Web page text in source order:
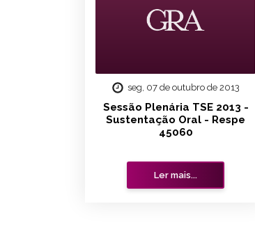
seg, 07 de outubro de 2013
Sessão Plenária TSE 2013 -
Sustentação Oral - Respe
45060
Ler mais...